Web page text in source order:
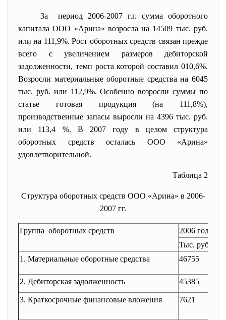
За период 2006-2007 г.г. сумма оборотного
капитала ООО «Арина» возросла на 14509 тыс. руб.
или на 111,9%. Рост оборотных средств связан прежде
всего с увеличением размеров дебиторской
задолженности, темп роста которой составил 010,6%.
Возросли материальные оборотные средства на 6045
тыс. руб. или 112,9%. Особенно возросли суммы по
статье готовая продукция (на 111,8%),
производственные запасы выросли на 4396 тыс. руб.
или 113,4 %. В 2007 году в целом структура
оборотных средств осталась ООО «Арина»
удовлетворительной.
Таблица 2
Структура оборотных средств ООО «Арина» в 2006-
2007 гг.
Группа оборотных средств
2006 год
Тыс. руб.
1. Материальные оборотные средства 46755
2. Дебиторская задолженность 45385
3. Краткосрочные финансовые вложения 7621